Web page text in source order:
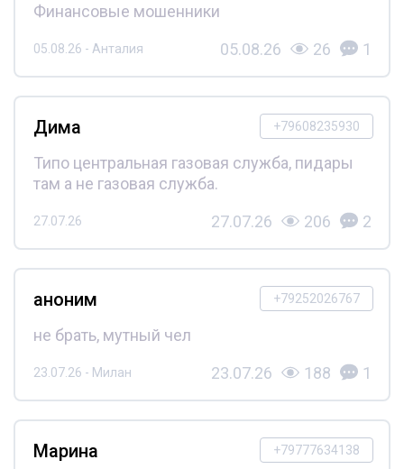
Финансовые мошенники
05.08.26 - Анталия 05.08.26 26 1
+79608235930
Дима
Типо центральная газовая служба, пидары
там а не газовая служба.
27.07.26 27.07.26 206 2
+79252026767
аноним
не брать, мутный чел
23.07.26 - Милан 23.07.26 188 1
+79777634138
Марина